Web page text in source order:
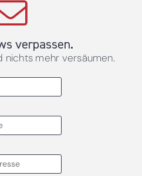
verpassen.
nichts mehr versäumen.